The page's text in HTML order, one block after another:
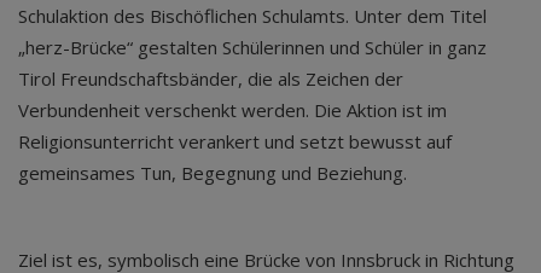
Schulaktion des Bischöflichen Schulamts. Unter dem Titel
„herz-Brücke“ gestalten Schülerinnen und Schüler in ganz
Tirol Freundschaftsbänder, die als Zeichen der
Verbundenheit verschenkt werden. Die Aktion ist im
Religionsunterricht verankert und setzt bewusst auf
gemeinsames Tun, Begegnung und Beziehung.
Ziel ist es, symbolisch eine Brücke von Innsbruck in Richtung